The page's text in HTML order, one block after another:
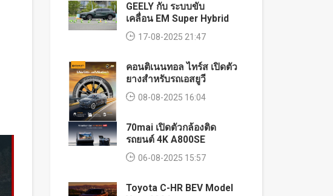
GEELY กับ ระบบขับ
เคลื่อน EM Super Hybrid
17-08-2025 21:47
คอนติเนนทอล ไทร์ส เปิดตัว
ยางสำหรับรถเอสยูวี
08-08-2025 16:04
70mai เปิดตัวกล้องติด
รถยนต์ 4K A800SE
06-08-2025 15:57
Toyota C-HR BEV Model